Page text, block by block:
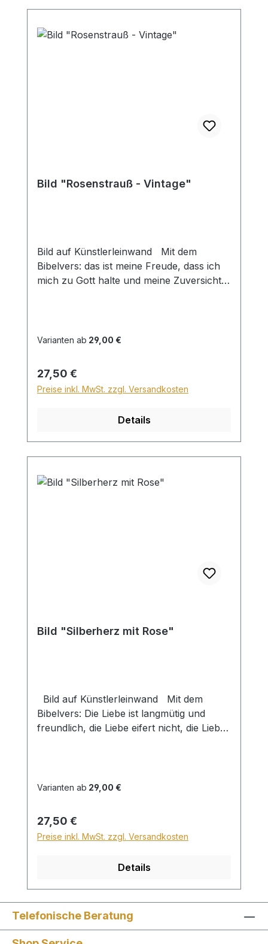
Bild "Rosenstrauß - Vintage"
Bild auf Künstlerleinwand Mit dem
Bibelvers: das ist meine Freude, dass ich
mich zu Gott halte und meine Zuversicht
60 und/oder Länge 120cm wird für den
Zuschlag für Sperrgut in Höhe von
28,99€ berechnet. Für den Versand ins
Ausland beträgt der Sperrgutzuschlag
Varianten ab 29,00 €
Regulärer Preis:
27,50 €
Preise inkl. MwSt. zzgl. Versandkosten
Details
Bild "Silberherz mit Rose"
Bild auf Künstlerleinwand Mit dem
Bibelvers: Die Liebe ist langmütig und
freundlich, die Liebe eifert nicht, die Liebe
120cm wird für den Versand innerhalb
Höhe von 28,99€ berechnet. Für den
Versand ins Ausland beträgt der
Sperrgutzuschlag 30€.
Varianten ab 29,00 €
Regulärer Preis:
27,50 €
Preise inkl. MwSt. zzgl. Versandkosten
Details
Telefonische Beratung